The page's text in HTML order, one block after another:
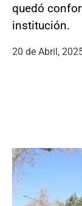
quedó
institución.
20 de Abril,